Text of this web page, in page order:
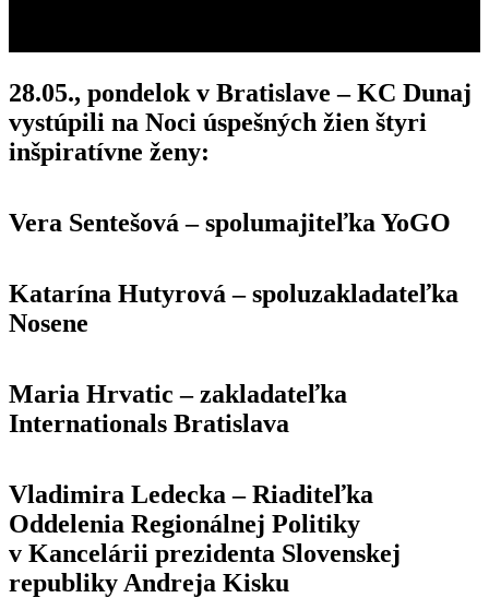
28.05., pondelok v Bratislave – KC Dunaj
vystúpili na Noci úspešných žien štyri
inšpiratívne ženy:
Vera Sentešová – spolumajiteľka YoGO
Katarína Hutyrová – spoluzakladateľka
Nosene
Maria Hrvatic – zakladateľka
Internationals Bratislava
Vladimira Ledecka – Riaditeľka
Oddelenia Regionálnej Politiky
v Kancelárii prezidenta Slovenskej
republiky Andreja Kisku